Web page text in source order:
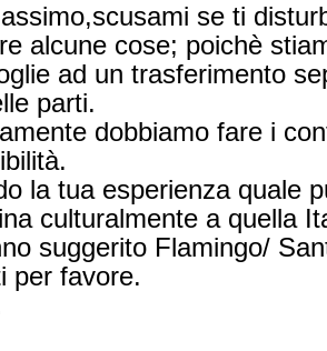
se ti
alcune cose; poichè
ad un trasferimento
parti.
dobbiamo fare i
la tua esperienza quale
culturalmente a quella
suggerito Flamingo/
per favore.